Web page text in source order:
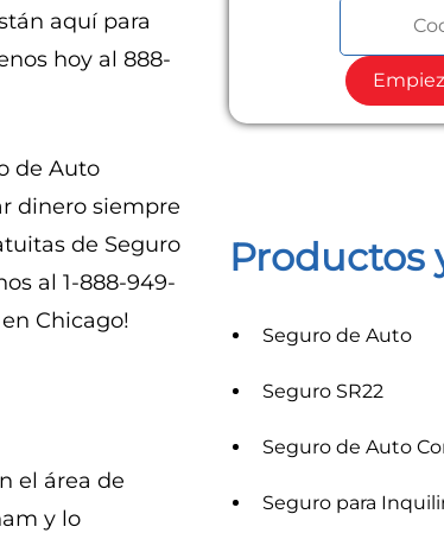
aquí para
hoy al 888-
de Auto
dinero siempre
de Seguro
al 1-888-949-
Chicago!
el área de
y lo
Productos
Seguro de Auto
Seguro SR22
Seguro de Auto
Seguro para